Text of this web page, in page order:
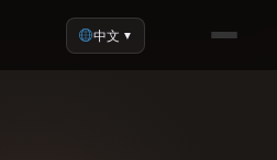
中文 ▼